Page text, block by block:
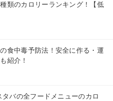
類のカロリーランキング！【低
食中毒予防法！安全に作る・運
紹介！
タバの全フードメニューのカロ